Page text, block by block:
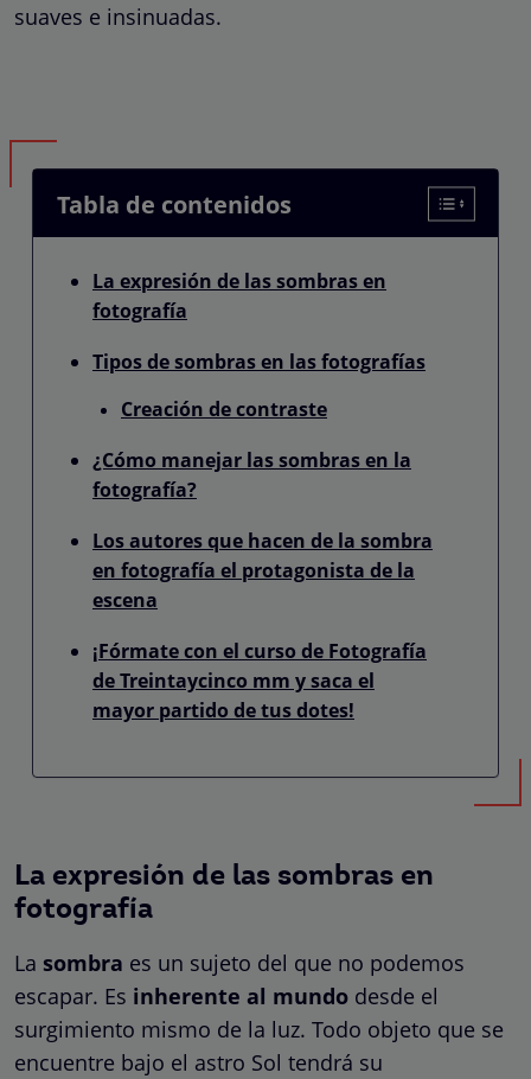
suaves e insinuadas.
Tabla de contenidos
La expresión de las sombras en
fotografía
Tipos de sombras en las fotografías
Creación de contraste
¿Cómo manejar las sombras en la
fotografía?
Los autores que hacen de la sombra
en fotografía el protagonista de la
escena
¡Fórmate con el curso de Fotografía
de Treintaycinco mm y saca el
mayor partido de tus dotes!
La expresión de las sombras en
fotografía
La sombra es un sujeto del que no podemos
escapar. Es inherente al mundo desde el
surgimiento mismo de la luz. Todo objeto que se
encuentre bajo el astro Sol tendrá su